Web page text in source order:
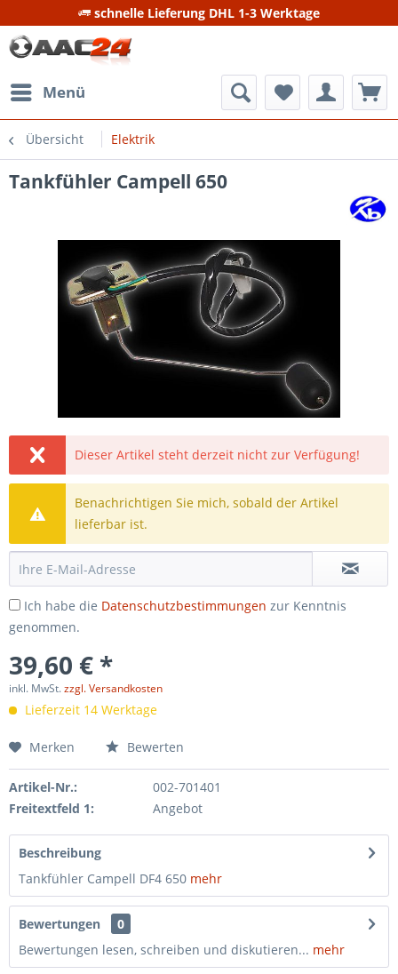
schnelle Lieferung DHL 1-3 Werktage
Menü
Übersicht Elektrik
Tankfühler Campell 650
Dieser Artikel steht derzeit nicht zur Verfügung!
Benachrichtigen Sie mich, sobald der Artikel
lieferbar ist.
Ich habe die Datenschutzbestimmungen zur Kenntnis
genommen.
39,60 € *
inkl. MwSt.zzgl. Versandkosten
Lieferzeit 14 Werktage
Merken Bewerten
Artikel-Nr.:
002-701401
Freitextfeld 1:
Angebot
Beschreibung
Tankfühler Campell DF4 650 mehr
Bewertungen
0
Bewertungen lesen, schreiben und diskutieren... mehr